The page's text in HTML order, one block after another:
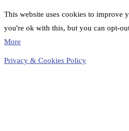
This website uses cookies to improve
you're ok with this, but you can opt-
More
Privacy & Cookies Policy